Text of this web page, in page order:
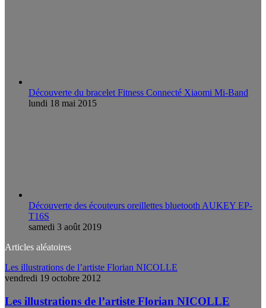
Découverte du bracelet Fitness Connecté Xiaomi Mi-Band
lundi 18 mai 2015
Découverte des écouteurs oreillettes bluetooth AUKEY EP-
T16S
samedi 3 août 2019
Articles aléatoires
Les illustrations de l’artiste Florian NICOLLE
vendredi 19 octobre 2012
Les illustrations de l’artiste Florian NICOLLE